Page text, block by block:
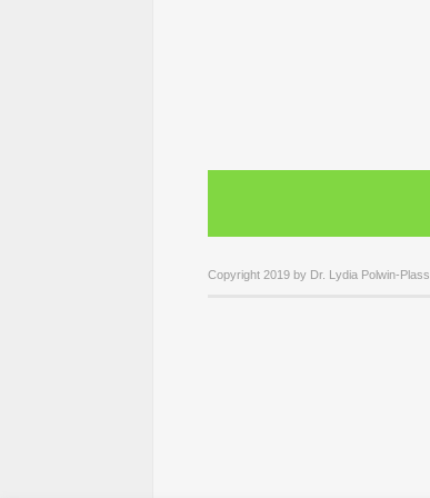
Copyright 2019 by Dr. Lydia Polwin-Plass